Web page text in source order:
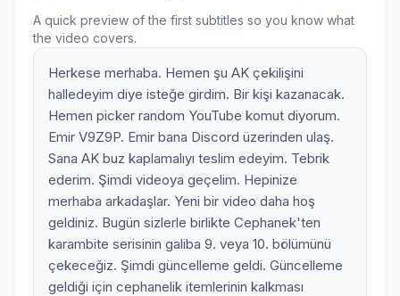
A quick preview of the first subtitles so you know what
the video covers.
Herkese merhaba. Hemen şu AK çekilişini
halledeyim diye isteğe girdim. Bir kişi kazanacak.
Hemen picker random YouTube komut diyorum.
Emir V9Z9P. Emir bana Discord üzerinden ulaş.
Sana AK buz kaplamalıyı teslim edeyim. Tebrik
ederim. Şimdi videoya geçelim. Hepinize
merhaba arkadaşlar. Yeni bir video daha hoş
geldiniz. Bugün sizlerle birlikte Cephanek'ten
karambite serisinin galiba 9. veya 10. bölümünü
çekeceğiz. Şimdi güncelleme geldi. Güncelleme
geldiği için cephanelik itemlerinin kalkması